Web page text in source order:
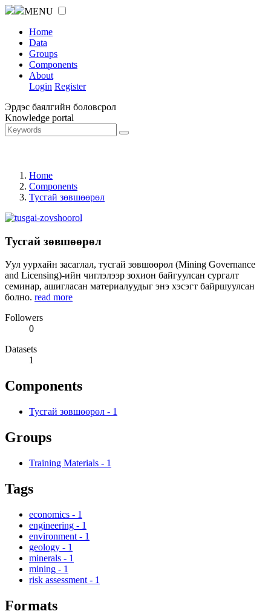
MENU
Home
Data
Groups
Components
About
Login Register
Эрдэс баялгийн боловсрол
Knowledge portal
Home
Components
Тусгай зөвшөөрөл
Тусгай зөвшөөрөл
Уул уурхайн засаглал, тусгай зөвшөөрөл (Mining Governance
and Licensing)-ийн чиглэлээр зохион байгуулсан сургалт
семинар, ашигласан материалуудыг энэ хэсэгт байршуулсан
болно. read more
Followers
0
Datasets
1
Components
Тусгай зөвшөөрөл - 1
Groups
Training Materials - 1
Tags
economics - 1
engineering - 1
environment - 1
geology - 1
minerals - 1
mining - 1
risk assessment - 1
Formats